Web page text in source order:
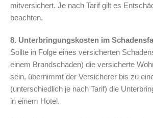
mitversichert. Je nach Tarif gilt es
beachten.
8. Unterbringungskosten im
Sollte in Folge eines versicherten
einem Brandschaden) die versicherte
sein, übernimmt der Versicherer bis zu
(unterschiedlich je nach Tarif) die
in einem Hotel.